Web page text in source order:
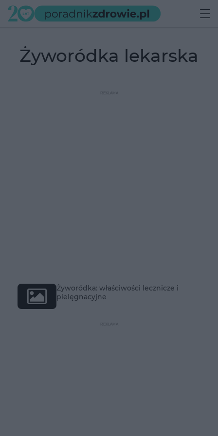
żyworódka lekarska
Żyworódka: właściwości lecznicze i
pielęgnacyjne